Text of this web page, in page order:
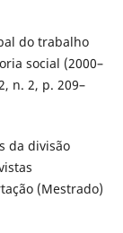
do trabalho
social (2000–
n. 2, p. 209–
da divisão
(Mestrado)